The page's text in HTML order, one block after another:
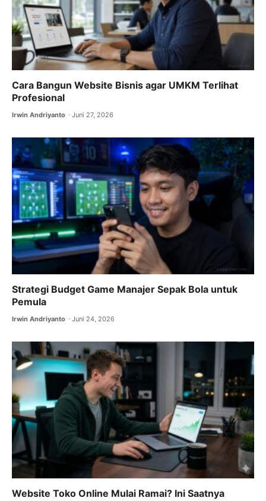
Cara Bangun Website Bisnis agar UMKM Terlihat
Profesional
Irwin Andriyanto Juni 27, 2026
Strategi Budget Game Manajer Sepak Bola untuk
Pemula
Irwin Andriyanto Juni 24, 2026
Website Toko Online Mulai Ramai? Ini Saatnya